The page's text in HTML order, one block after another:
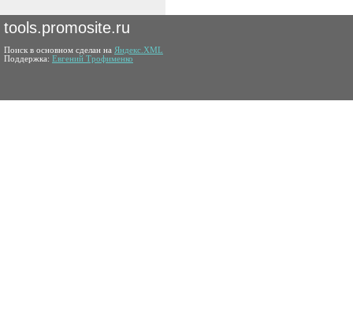
tools.promosite.ru
Поиск в основном сделан на Яндекс.XML
Поддержка: Евгений Трофименко